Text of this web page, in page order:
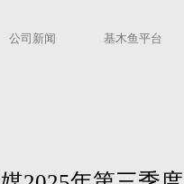
公司新闻 基木鱼平台